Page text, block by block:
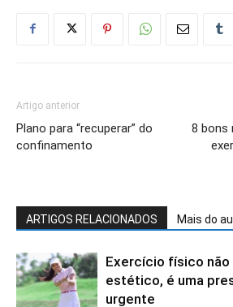
Artigo anterior
Plano para “recuperar” do
confinamento
8 bons
ARTIGOS RELACIONADOS Mais do
Exercício físico não
estético, é uma
urgente